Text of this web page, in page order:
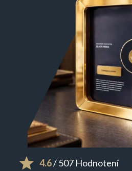
4.6/ 507 Hodnotení